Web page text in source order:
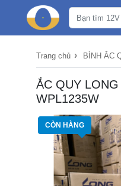
Trang chủ › BÌNH ẮC
ẮC QUY
WPL1235W
CÒN HÀNG